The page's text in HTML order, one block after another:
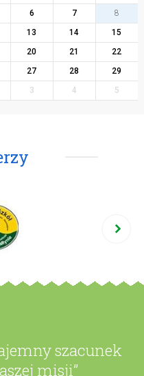
6 7
8
13 14
15
20 21
22
27 28
29
3 4 5
szacunek
misji”